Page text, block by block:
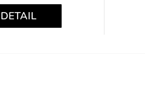
DETAIL